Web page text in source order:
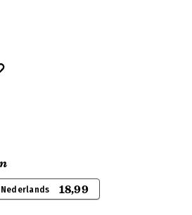
18,99